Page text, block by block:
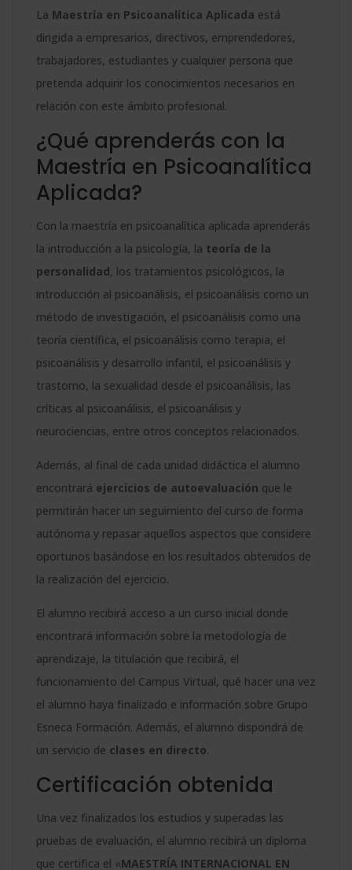
La Maestría en Psicoanalítica Aplicada está
dirigida a empresarios, directivos, emprendedores,
trabajadores, estudiantes y cualquier persona que
pretenda adquirir los conocimientos necesarios en
relación con este ámbito profesional.
¿Qué aprenderás con la
Maestría en Psicoanalítica
Aplicada?
Con la maestría en psicoanalítica aplicada aprenderás
la introducción a la psicología, la teoría de la
personalidad, los tratamientos psicológicos, la
introducción al psicoanálisis, el psicoanálisis como un
método de investigación, el psicoanálisis como una
teoría científica, el psicoanálisis como terapia, el
psicoanálisis y desarrollo infantil, el psicoanálisis y
trastorno, la sexualidad desde el psicoanálisis, las
críticas al psicoanálisis, el psicoanálisis y
neurociencias, entre otros conceptos relacionados.
Además, al final de cada unidad didáctica el alumno
encontrará ejercicios de autoevaluación que le
permitirán hacer un seguimiento del curso de forma
autónoma y repasar aquellos aspectos que considere
oportunos basándose en los resultados obtenidos de
la realización del ejercicio.
El alumno recibirá acceso a un curso inicial donde
encontrará información sobre la metodología de
aprendizaje, la titulación que recibirá, el
funcionamiento del Campus Virtual, qué hacer una vez
el alumno haya finalizado e información sobre Grupo
Esneca Formación. Además, el alumno dispondrá de
un servicio de clases en directo.
Certificación obtenida
Una vez finalizados los estudios y superadas las
pruebas de evaluación, el alumno recibirá un diploma
que certifica el «MAESTRÍA INTERNACIONAL EN